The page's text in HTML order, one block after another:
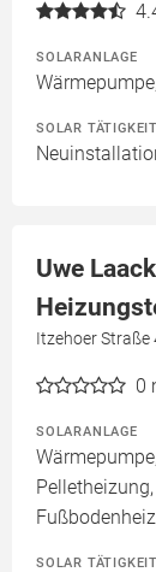
SOLARANLAGE
SOLAR
Uwe
Itzehoer
0
SOLARANLAGE
SOLAR